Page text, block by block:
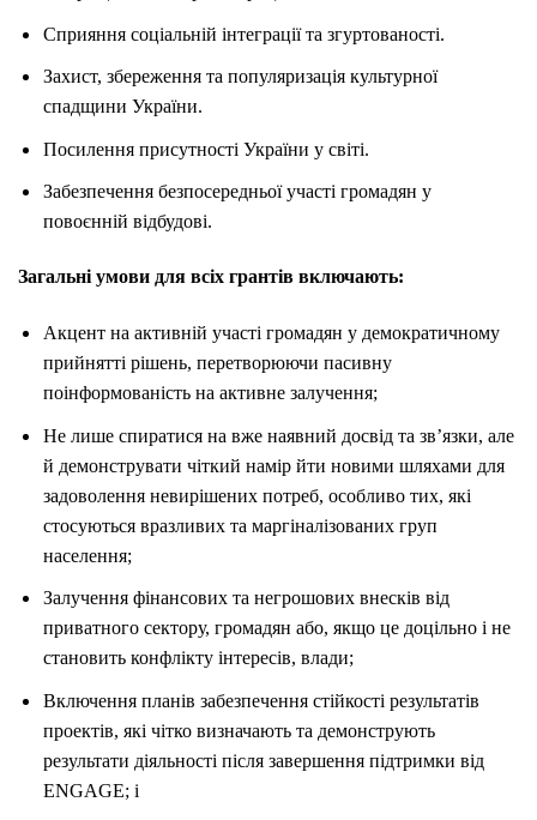
Сприяння соціальній інтеграції та згуртованості.
Захист, збереження та популяризація культурної
спадщини України.
Посилення присутності України у світі.
Забезпечення безпосередньої участі громадян у
повоєнній відбудові.
Загальні умови для всіх грантів включають:
Акцент на активній участі громадян у демократичному
прийнятті рішень, перетворюючи пасивну
поінформованість на активне залучення;
Не лише спиратися на вже наявний досвід та зв’язки, але
й демонструвати чіткий намір йти новими шляхами для
задоволення невирішених потреб, особливо тих, які
стосуються вразливих та маргіналізованих груп
населення;
Залучення фінансових та негрошових внесків від
приватного сектору, громадян або, якщо це доцільно і не
становить конфлікту інтересів, влади;
Включення планів забезпечення стійкості результатів
проектів, які чітко визначають та демонструють
результати діяльності після завершення підтримки від
ENGAGE; і